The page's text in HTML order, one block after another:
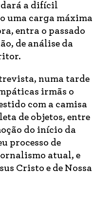
a difícil
uma carga máxima
entra o passado
de análise da
numa tarde
irmãs o
com a camisa
de objetos, entre
do início da
processo de
atual, e
Cristo e de Nossa